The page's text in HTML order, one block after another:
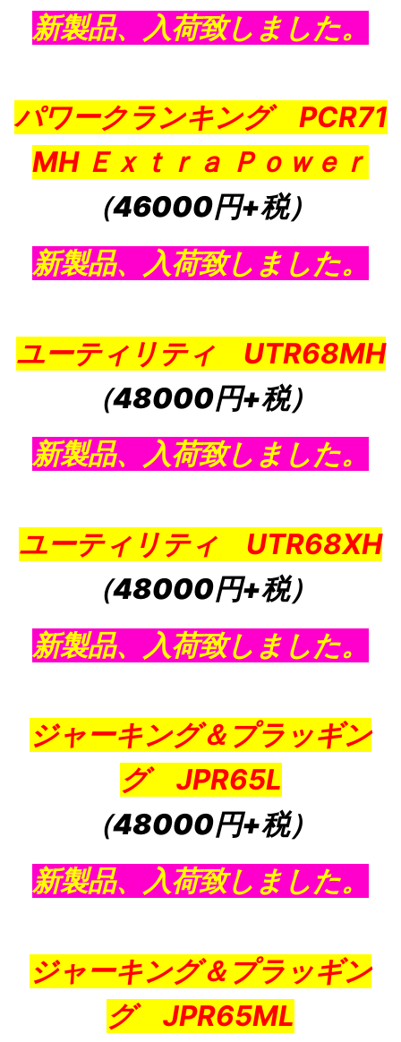
新製品、入荷致しました。
パワークランキング PCR71
MH Ｅｘｔｒａ Ｐｏｗｅｒ
（46000円+税）
新製品、入荷致しました。
ユーティリティ UTR68MH
（48000円+税）
新製品、入荷致しました。
ユーティリティ UTR68XH
（48000円+税）
新製品、入荷致しました。
ジャーキング＆プラッギン
グ JPR65L
（48000円+税）
新製品、入荷致しました。
ジャーキング＆プラッギン
グ JPR65ML